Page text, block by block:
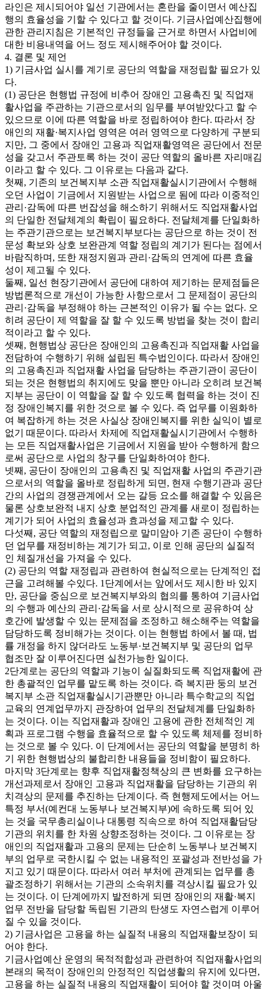
라인은 제시되어야 일선 기관에서는 혼란을 줄이면서 예산집
행의 효율성을 기할 수 있다고 할 것이다. 기금사업예산집행에
관한 관리지침은 기본적인 규정들을 근거로 하면서 사업비에
대한 비용내역을 어느 정도 제시해주어야 할 것이다.
4. 결론 및 제언
1) 기금사업 실시를 계기로 공단의 역할을 재정립할 필요가 있
다.
(1) 공단은 현행법 규정에 비추어 장애인 고용촉진 및 직업재
활사업을 주관하는 기관으로서의 임무를 부여받았다고 할 수
있으므로 이에 따른 역할을 바로 정립하여야 한다. 따라서 장
애인의 재활·복지사업 영역은 여러 영역으로 다양하게 구분되
지만, 그 중에서 장애인 고용과 직업재활영역은 공단에서 전문
성을 갖고서 주관토록 하는 것이 공단 역할의 올바른 자리매김
이라고 할 수 있다. 그 이유로는 다음과 같다.
첫째, 기존의 보건복지부 소관 직업재활실시기관에서 수행해
오던 사업이 기금에서 지원받는 사업으로 됨에 따라 이중적인
관리·감독에 따른 번잡성을 해소하기 위해서도 직업재활사업
의 단일한 전달체계의 확립이 필요하다. 전달체계를 단일화하
는 주관기관으로는 보건복지부보다는 공단으로 하는 것이 전
문성 확보와 상호 보완관계 역할 정립의 계기가 된다는 점에서
바람직하며, 또한 재정지원과 관리·감독의 연계에 따른 효율
성이 제고될 수 있다.
둘째, 일선 현장기관에서 공단에 대하여 제기하는 문제점들은
방법론적으로 개선이 가능한 사항으로서 그 문제점이 공단의
관리·감독을 부정해야 하는 근본적인 이유가 될 수는 없다. 오
히려 공단이 제 역할을 잘 할 수 있도록 방법을 찾는 것이 합리
적이라고 할 수 있다.
셋째, 현행법상 공단은 장애인의 고용촉진과 직업재활 사업을
전담하여 수행하기 위해 설립된 특수법인이다. 따라서 장애인
의 고용촉진과 직업재활 사업을 담당하는 주관기관이 공단이
되는 것은 현행법의 취지에도 맞을 뿐만 아니라 오히려 보건복
지부는 공단이 이 역할을 잘 할 수 있도록 협력을 하는 것이 진
정 장애인복지를 위한 것으로 볼 수 있다. 즉 업무를 이원화하
여 복잡하게 하는 것은 사실상 장애인복지를 위한 실익이 별로
없기 때문이다. 따라서 차제에 직업재활실시기관에서 수행하
는 모든 직업재활사업은 기금에서 지원을 받아 수행하게 함으
로써 공단으로 사업의 창구를 단일화하여야 한다.
넷째, 공단이 장애인의 고용촉진 및 직업재활 사업의 주관기관
으로서의 역할을 올바로 정립하게 되면, 현재 수행기관과 공단
간의 사업의 경쟁관계에서 오는 갈등 요소를 해결할 수 있음은
물론 상호보완적 내지 상호 분업적인 관계를 새로이 정립하는
계기가 되어 사업의 효율성과 효과성을 제고할 수 있다.
다섯째, 공단 역할의 재정립으로 말미암아 기존 공단이 수행하
던 업무를 재정비하는 계기가 되고, 이로 인해 공단의 실질적
인 체질개선을 가져을 수 있다.
(2) 공단의 역할 재정립과 관련하여 현실적으로는 단계적인 접
근을 고려해볼 수있다. 1단계에서는 앞에서도 제시한 바 있지
만, 공단을 중심으로 보건복지부와의 협의를 통하여 기금사업
의 수행과 예산의 관리·감독을 서로 상시적으로 공유하여 상
호간에 발생할 수 있는 문제점을 조정하고 해소해주는 역할을
담당하도록 정비해가는 것이다. 이는 현행법 하에서 볼 때, 법
률 개정을 하지 않더라도 노동부·보건복지부 및 공단의 업무
협조만 잘 이루어진다면 실천가능한 일이다.
2단계로는 공단의 역할과 기능이 실질화되도록 직업재활에 관
한 총괄적인 업무를 맡도록 하는 것이다. 즉 복지판 둥의 보건
복지부 소관 직업재활실시기관뿐만 아니라 특수학교의 직업
교육의 연계업무까지 관장하여 업무의 전달체계를 단일화하
는 것이다. 이는 직업재활과 장애인 고용에 관한 전체적인 계
획과 프로그램 수행을 효율적으로 할 수 있도록 체제를 정비하
는 것으로 볼 수 있다. 이 단계에서는 공단의 역할을 분명히 하
기 위한 현행법상의 불합리한 내용들을 정비함이 필요하다.
마지막 3단계로는 향후 직업재활정책상의 큰 변화를 요구하는
개선과제로서 장애인 고용과 직업재활을 담당하는 기관의 위
치격상의 문제를 추진하는 단계이다. 즉 현행제도에서는 어느
특정 부서(예컨대 노동부나 보건복지부)에 속하도록 되어 있
는 것을 국무총리실이나 대통령 직속으로 하여 직업재활담당
기관의 위치를 한 차원 상향조정하는 것이다. 그 이유로는 장
애인의 직업재활과 고용의 문제는 단순히 노동부나 보건복지
부의 업무로 국한시킬 수 없는 내용적인 포괄성과 전반성을 가
지고 있기 때문이다. 따라서 여러 부처에 관계되는 업무를 총
괄조정하기 위해서는 기관의 소속위치를 격상시킬 필요가 있
는 것이다. 이 단계에까지 발전하게 되면 장애인의 재활·복지
업무 전반을 담당할 독립된 기관의 탄생도 자연스럽게 이루어
질 수 있을 것이다.
2) 기금사업은 고용을 하는 실질적 내용의 직업재활보장이 되
어야 한다.
기금사업예산 운영의 목적적합성과 관련하여 직업재활사업의
본래의 목적이 장애인의 안정적인 직업생활의 유지에 있다면,
고용을 하는 실질적 내용의 직업재활이 되어야 할 것이며 아울